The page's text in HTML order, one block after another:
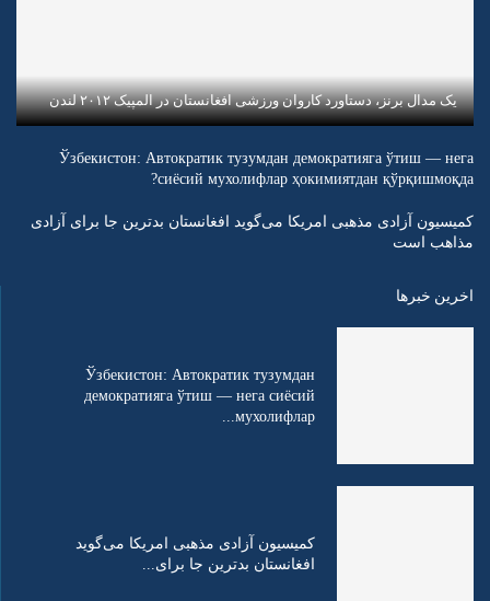
یک مدال برنز، دستاورد کاروان ورزشی افغانستان در المپیک ۲۰۱۲ لندن
Ўзбекистон: Автократик тузумдан демократияга ўтиш — нега
сиёсий мухолифлар ҳокимиятдан қўрқишмоқда?
کمیسیون آزادی مذهبی امریکا می‌گوید افغانستان بدترین جا برای آزادی
مذاهب است
اخرین خبرها
Ўзбекистон: Автократик тузумдан
демократияга ўтиш — нега сиёсий
мухолифлар...
کمیسیون آزادی مذهبی امریکا می‌گوید
افغانستان بدترین جا برای...